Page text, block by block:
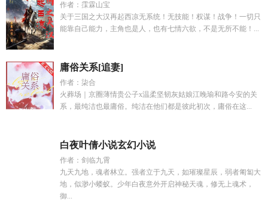
作者：霂霖山宝
关于三国之大汉再起西凉无系统！无技能！权谋！战争！一切只
能靠自己能力，主角也是人，也有七情六欲，不是无所不能！...
庸俗关系[追妻]
作者：柒合
火葬场｜京圈薄情贵公子x温柔坚韧灰姑娘江晚瑜和路今安的关
系，最纯洁也最庸俗。纯洁在他们都是彼此初次，庸俗在这...
白夜叶倩小说玄幻小说
作者：剑临九霄
九天九地，魂者林立。强者立于九天，如璀璨星辰，弱者匍匐大
地，似渺小蝼蚁。少年白夜意外开启神秘天魂，修无上魂术，
御...